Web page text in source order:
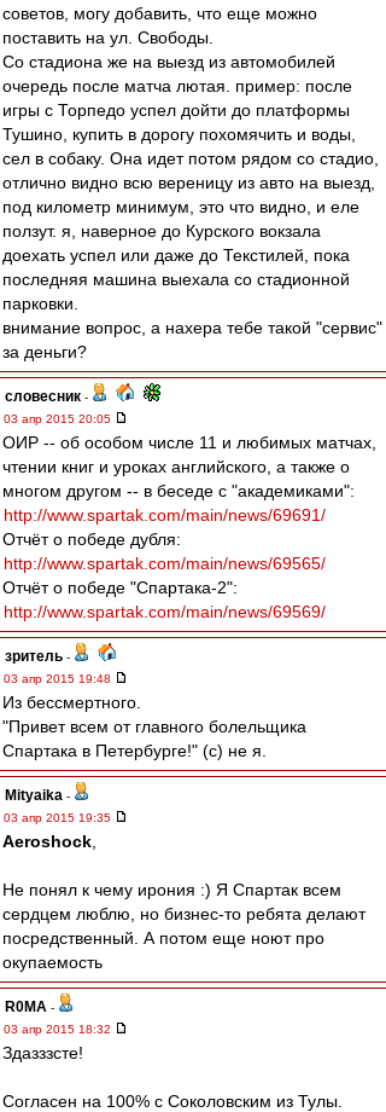
советов, могу добавить, что еще можно
поставить на ул. Свободы.
Со стадиона же на выезд из автомобилей
очередь после матча лютая. пример: после
игры с Торпедо успел дойти до платформы
Тушино, купить в дорогу похомячить и воды,
сел в собаку. Она идет потом рядом со стадио,
отлично видно всю вереницу из авто на выезд,
под километр минимум, это что видно, и еле
ползут. я, наверное до Курского вокзала
доехать успел или даже до Текстилей, пока
последняя машина выехала со стадионной
парковки.
внимание вопрос, а нахера тебе такой "сервис"
за деньги?
словесник -
03 апр 2015 20:05
ОИР -- об особом числе 11 и любимых матчах,
чтении книг и уроках английского, а также о
многом другом -- в беседе с "академиками":
http://www.spartak.com/main/news/69691/
Отчёт о победе дубля:
http://www.spartak.com/main/news/69565/
Отчёт о победе "Спартака-2":
http://www.spartak.com/main/news/69569/
зpитель -
03 апр 2015 19:48
Из бессмертного.
"Привет всем от главного болельщика
Спартака в Петербурге!" (с) не я.
Mityaika -
03 апр 2015 19:35
Aeroshock
Не понял к чему ирония :) Я Спартак всем
сердцем люблю, но бизнес-то ребята делают
посредственный. А потом еще ноют про
окупаемость
R0MA -
03 апр 2015 18:32
Здазззсте!
Согласен на 100% с Соколовским из Тулы.